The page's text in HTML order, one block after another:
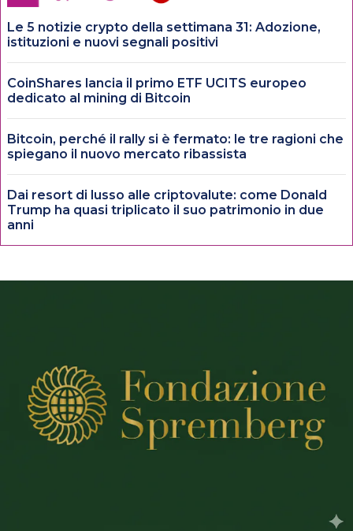
Le 5 notizie crypto della settimana 31: Adozione,
istituzioni e nuovi segnali positivi
CoinShares lancia il primo ETF UCITS europeo
dedicato al mining di Bitcoin
Bitcoin, perché il rally si è fermato: le tre ragioni che
spiegano il nuovo mercato ribassista
Dai resort di lusso alle criptovalute: come Donald
Trump ha quasi triplicato il suo patrimonio in due
anni